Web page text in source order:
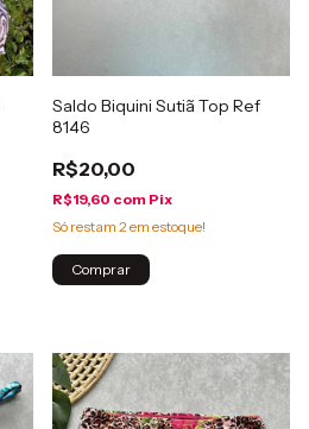
Saldo Biquini Sutiã Top Ref
8146
R$20,00
R$19,60 com Pix
Só restam 2em estoque!
Comprar